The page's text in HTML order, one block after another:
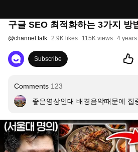
구글 SEO 최적화하는 3가지 방
@channel.talk 2.9K likes 115K views 4 years
Subscribe
Comments 123
좋은영상인대 배경음악때문에 집